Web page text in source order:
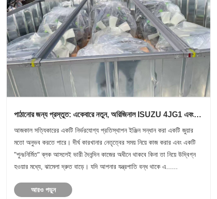
পাঠানোর জন্য প্রস্তুত: একেবারে নতুন, অরিজিনাল ISUZU 4JG1 এবং
আজকাল সত্যিকারের একটি নির্ভরযোগ্য প্রতিস্থাপন ইঞ্জিন সন্ধান করা একটি জুয়ার
মতো অনুভব করতে পারে। দীর্ঘ কারখানার নেতৃত্বের সময় নিয়ে কাজ করার এবং একটি
"পুনঃনির্মিত" ব্লক আসলেই ভারী দৈনন্দিন কাজের অধীনে থাকবে কিনা তা নিয়ে উদ্বিগ্ন
হওয়ার মধ্যে, ঝামেলা দ্রুত বাড়ে। যদি আপনার যন্ত্রপাতি বন্ধ থাকে এ......
আরও পড়ুন